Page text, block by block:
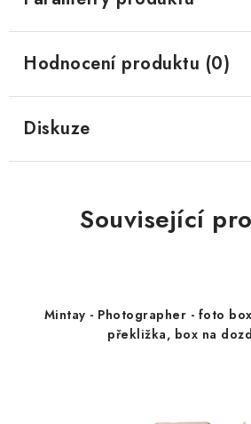
Hodnocení produktu (0)
Diskuze
Související
Mintay - Photographer - foto
překližka, box na